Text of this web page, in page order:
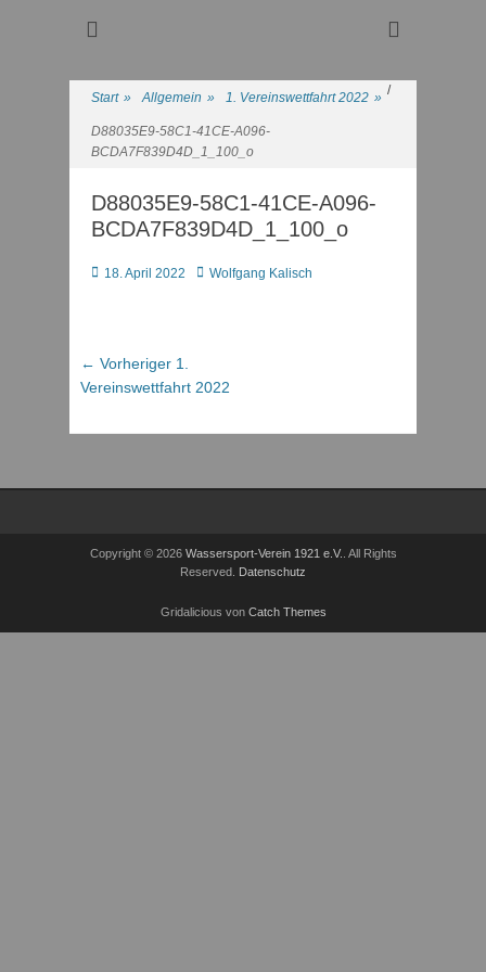
Wassersport-Verein
Regattasport und Wasserwandern - Freizeit mit der ganzen
Start » Allgemein » /
1. Vereinswettfahrt 2022 »
D88035E9-58C1-41CE-A096-
BCDA7F839D4D_1_100_o
D88035E9-58C1-41CE-A096-
BCDA7F839D4D_1_100_o
Posted
18. April 2022 Autor
Wolfgang Kalisch
Beitragsnavigation
← Vorheriger Vorheriger
Beitrag:
1.
Vereinswettfahrt 2022
Copyright © 2026 Wassersport-Verein 1921 e.V. . All Rights
Reserved. Datenschutz
Gridalicious von Catch Themes